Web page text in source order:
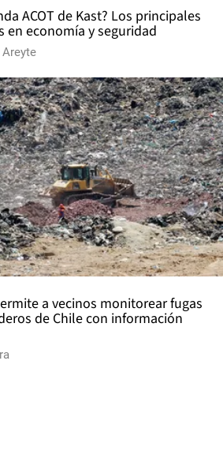
ACOT de Kast? Los principales
en economía y seguridad
a vecinos monitorear fugas
de Chile con información